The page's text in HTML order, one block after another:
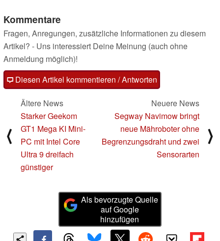
Kommentare
Fragen, Anregungen, zusätzliche Informationen zu diesem
Artikel? - Uns interessiert Deine Meinung (auch ohne
Anmeldung möglich)!
Diesen Artikel kommentieren / Antworten
⟨
Ältere News
Starker Geekom
GT1 Mega KI Mini-
PC mit Intel Core
Ultra 9 dreifach
günstiger
Neuere News
Segway Navimow bringt
neue Mähroboter ohne
Begrenzungsdraht und zwei
Sensorarten
⟩
Als bevorzugte Quelle
auf Google
hinzufügen